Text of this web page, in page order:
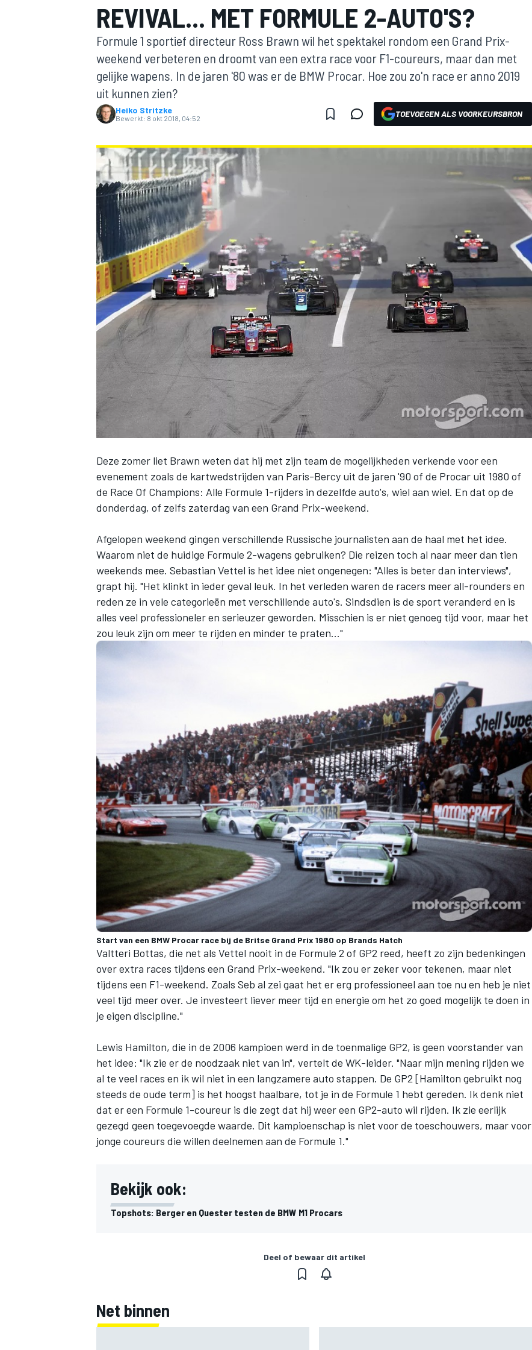
INDYCAR
WEC DTM
REVIVAL... MET FORMULE 2-AUTO'S?
Formule 1 sportief directeur Ross Brawn wil het spektakel rondom een Grand Prix-
weekend verbeteren en droomt van een extra race voor F1-coureurs, maar dan met
gelijke wapens. In de jaren '80 was er de BMW Procar. Hoe zou zo'n race er anno 2019
uit kunnen zien?
Heiko Stritzke
Bewerkt: 8 okt 2018, 04:52 TOEVOEGEN ALS VOORKEURSBRON
Deze zomer liet Brawn weten dat hij met zijn team de mogelijkheden verkende voor een
evenement zoals de kartwedstrijden van Paris-Bercy uit de jaren '90 of de Procar uit 1980 of
de Race Of Champions: Alle Formule 1-rijders in dezelfde auto's, wiel aan wiel. En dat op de
donderdag, of zelfs zaterdag van een Grand Prix-weekend.
Afgelopen weekend gingen verschillende Russische journalisten aan de haal met het idee.
Waarom niet de huidige Formule 2-wagens gebruiken? Die reizen toch al naar meer dan tien
weekends mee. Sebastian Vettel is het idee niet ongenegen: "Alles is beter dan interviews",
grapt hij. "Het klinkt in ieder geval leuk. In het verleden waren de racers meer all-rounders en
reden ze in vele categorieën met verschillende auto's. Sindsdien is de sport veranderd en is
alles veel professioneler en serieuzer geworden. Misschien is er niet genoeg tijd voor, maar het
zou leuk zijn om meer te rijden en minder te praten..."
Start van een BMW Procar race bij de Britse Grand Prix 1980 op Brands Hatch
Valtteri Bottas, die net als Vettel nooit in de Formule 2 of GP2 reed, heeft zo zijn bedenkingen
over extra races tijdens een Grand Prix-weekend. "Ik zou er zeker voor tekenen, maar niet
tijdens een F1-weekend. Zoals Seb al zei gaat het er erg professioneel aan toe nu en heb je niet
veel tijd meer over. Je investeert liever meer tijd en energie om het zo goed mogelijk te doen in
je eigen discipline."
Lewis Hamilton, die in de 2006 kampioen werd in de toenmalige GP2, is geen voorstander van
het idee: "Ik zie er de noodzaak niet van in", vertelt de WK-leider. "Naar mijn mening rijden we
al te veel races en ik wil niet in een langzamere auto stappen. De GP2 [Hamilton gebruikt nog
steeds de oude term] is het hoogst haalbare, tot je in de Formule 1 hebt gereden. Ik denk niet
dat er een Formule 1-coureur is die zegt dat hij weer een GP2-auto wil rijden. Ik zie eerlijk
gezegd geen toegevoegde waarde. Dit kampioenschap is niet voor de toeschouwers, maar voor
jonge coureurs die willen deelnemen aan de Formule 1."
Bekijk ook:
Topshots: Berger en Quester testen de BMW M1 Procars
Deel of bewaar dit artikel
Net binnen